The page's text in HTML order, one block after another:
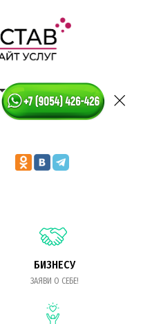
БИЗНЕСУ
ЗАЯВИ О СЕБЕ!